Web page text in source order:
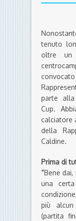
tenuto
oltre un
parte
Cup.
calciatore
della
Caldine.
Prima di
“Bene
una
più
(partita